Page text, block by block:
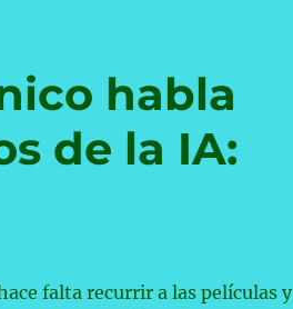
habla
de la IA:
falta recurrir a las películas y